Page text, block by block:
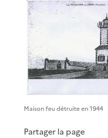
Maison feu détruite en 1944
Partager la page